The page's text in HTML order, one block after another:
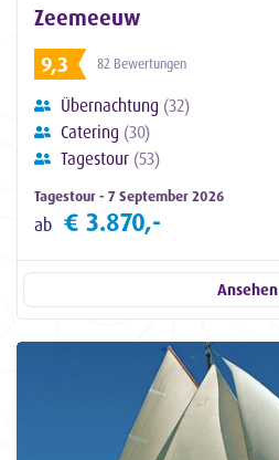
Zeemeeuw
9,3
82 Bewertungen
Übernachtung (32)
Catering (30)
Tagestour (53)
Tagestour - 7 September 2026
ab € 3.870,-
Ansehen